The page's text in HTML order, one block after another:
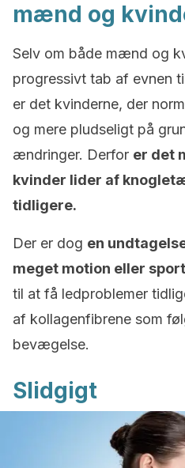
mænd og
Selv om både mænd og
progressivt tab af evnen
er det kvinderne, der
og mere pludseligt på
ændringer. Derfor er det
kvinder lider af
tidligere.
Der er dog en
meget motion eller sport
til at få ledproblemer
af kollagenfibrene som
bevægelse.
Slidgigt